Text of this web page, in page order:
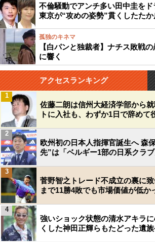
不倫騒動でアンチ多い田中圭を
東京が“攻めの姿勢”貫くしたたか
孤独のキネマ
【白パンと独裁者】ナチス敗戦
に響く
アクセスランキング
佐藤二朗は信州大経済学部から
トに入社も、わずか1日で辞めて
1
欧州初の日本人指揮官誕生へ 森
先”は「ベルギー1部の日系クラ
2
菅野智之トレード不成立の裏に
まで11勝4敗でも市場価値が低か
3
強いショック状態の清水アキラ
くした神田正輝らもたどった遺
4